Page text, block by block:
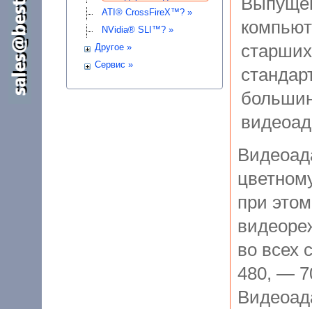
ATI® CrossFireX™? »
NVidia® SLI™? »
Другое »
Сервис »
при
во всех
480, —